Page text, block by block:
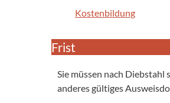
Kostenbildung
Frist
Sie müssen nach Diebstahl
anderes gültiges